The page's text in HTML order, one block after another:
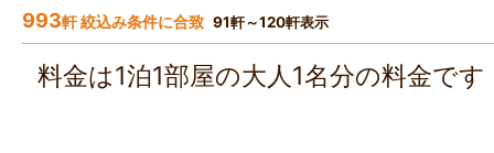
993軒 絞込み条件に合致 91軒～120軒表示
料金は1泊1部屋の大人1名分の料金で